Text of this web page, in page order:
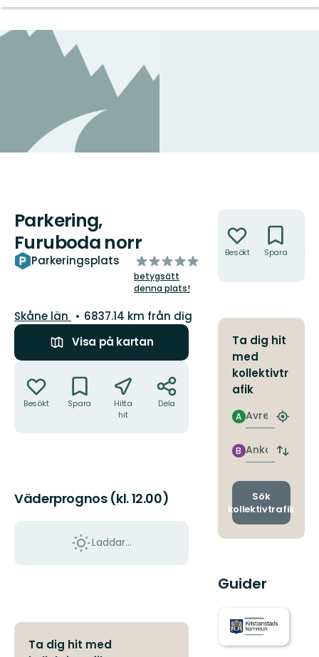
Parkering,
Furuboda norr
Parkeringsplats
av
5
stjärnor
betygsätt
denna plats!
Län:
Skåne län
6837.14 km från dig
Visa på kartan
Besökt Spara
Hitta
hit
Dela
Väderprognos (kl. 12.00)
Laddar...
Ta dig hit med
Besökt Spara
Ta dig hit
med
kollektivtr
afik
Avresa
A
Hitta
Ankomst
B
Byt
och
Sök
kollektivtrafik
Guider